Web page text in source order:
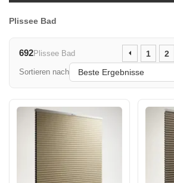
Plissee Bad
692Plissee Bad
Sortieren nach
1 2